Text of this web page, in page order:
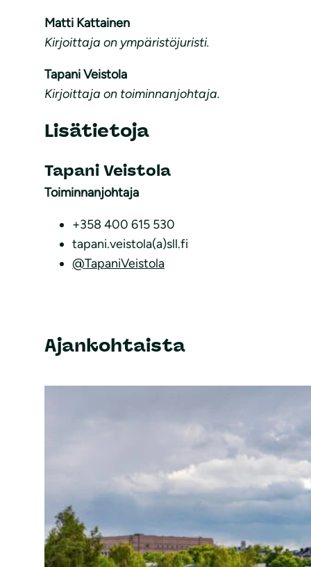
Matti Kattainen
Kirjoittaja on ympäristöjuristi.
Tapani Veistola
Kirjoittaja on toiminnanjohtaja.
Lisätietoja
Toiminnanjohtaja
Tapani Veistola
+358 400 615 530
tapani.veistola(a)sll.fi
@TapaniVeistola
Ajankohtaista